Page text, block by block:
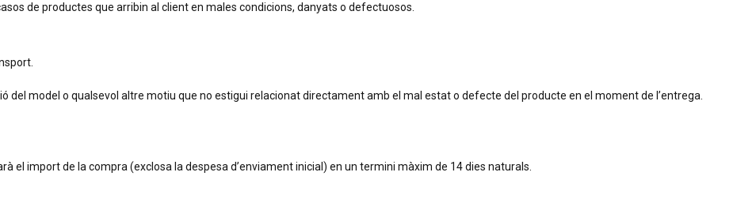
de productes que arribin al client en males condicions, danyats o defectuosos.
del model o qualsevol altre motiu que no estigui relacionat directament amb el mal estat o defecte del producte en el moment de l’entrega.
el import de la compra (exclosa la despesa d’enviament inicial) en un termini màxim de 14 dies naturals.